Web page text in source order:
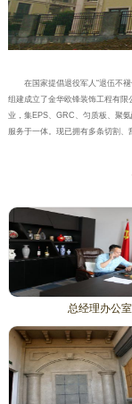
在国家提倡退役军人“退伍不
组建成立了金华欧锋装饰工程有
业，集EPS、GRC、匀质板、聚
服务于一体。现已拥有多条切割、
总经理办公室